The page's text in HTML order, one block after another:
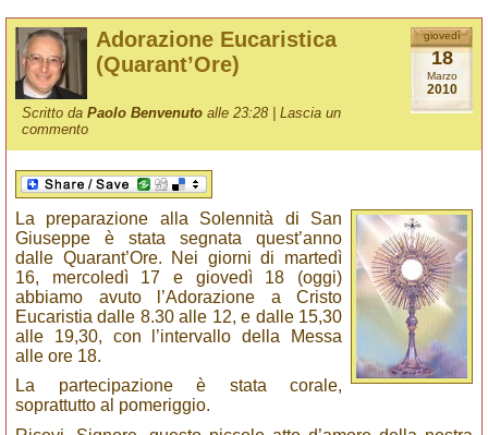
giovedì
18
Marzo
2010
Adorazione Eucaristica
(Quarant’Ore)
Scritto daPaolo Benvenuto alle 23:28 |Lascia un
commento
La preparazione alla Solennità di San
Giuseppe è stata segnata quest’anno
dalle Quarant’Ore. Nei giorni di martedì
16, mercoledì 17 e giovedì 18 (oggi)
abbiamo avuto l’Adorazione a Cristo
Eucaristia dalle 8.30 alle 12, e dalle 15,30
alle 19,30, con l’intervallo della Messa
alle ore 18.
La partecipazione è stata corale,
soprattutto al pomeriggio.